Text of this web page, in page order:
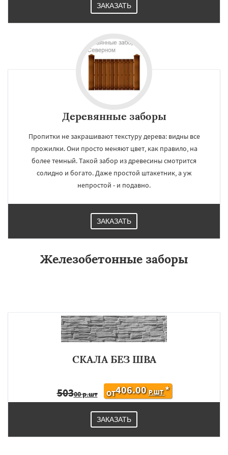
ЗАКАЗАТЬ
Деревянные заборы
Пропитки не закрашивают текстуру дерева: видны все
прожилки. Они просто меняют цвет, как правило, на
более темный. Такой забор из древесины смотрится
солидно и богато. Даже простой штакетник, а уж
непростой - и подавно.
ЗАКАЗАТЬ
Железобетонные заборы
СКАЛА БЕЗ ШВА
50300 р.шт ОТ406.00 Р.ШТ*
ЗАКАЗАТЬ